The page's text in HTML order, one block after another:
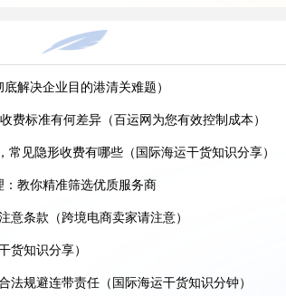
装指南）
细则科普）
位与运价（不清楚的外贸人看过来）
，清关受影响吗（国际空运干货知识分享）
些货物延误后果?(国际海运干货知识分享)
点评估哪些要素?(跨境电商卖家必看篇)
免收件人临时被收取杂费?(国际海运干货知识分享)
楚的外贸人看过来）
解决企业目的港清关难题）
费标准有何差异（百运网为您有效控制成本）
常见隐形收费有哪些（国际海运干货知识分享）
教你精准筛选优质服务商
意条款（跨境电商卖家请注意）
货知识分享）
法规避连带责任（国际海运干货知识分钟）